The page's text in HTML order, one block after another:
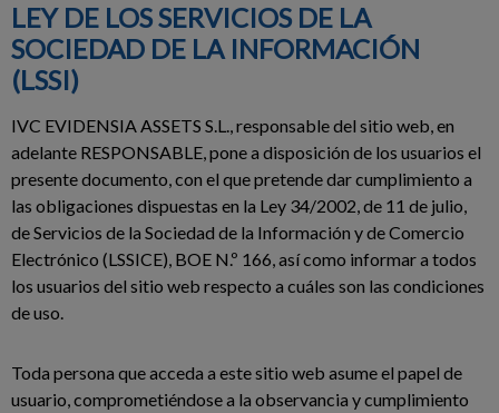
LEY DE LOS SERVICIOS DE LA
SOCIEDAD DE LA INFORMACIÓN
(LSSI)
IVC EVIDENSIA ASSETS S.L., responsable del sitio web, en
adelante RESPONSABLE, pone a disposición de los usuarios el
presente documento, con el que pretende dar cumplimiento a
las obligaciones dispuestas en la Ley 34/2002, de 11 de julio,
de Servicios de la Sociedad de la Información y de Comercio
Electrónico (LSSICE), BOE N.º 166, así como informar a todos
los usuarios del sitio web respecto a cuáles son las condiciones
de uso.
Toda persona que acceda a este sitio web asume el papel de
usuario, comprometiéndose a la observancia y cumplimiento